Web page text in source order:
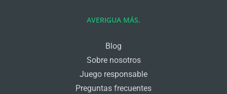
AVERIGUA MÁS.
Blog
Sobre nosotros
Juego responsable
Preguntas frecuentes